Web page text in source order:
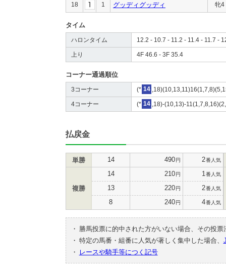
18 1 グッディグッディ 牝4
タイム
ハロンタイム 12.2 - 10.7 - 11.2 - 11.4 - 11.7 -
上り 4F 46.6 - 3F 35.4
コーナー通過順位
3コーナー (* 14
4コーナー (* 14 ,18)-(10,13)-
払戻金
単勝 14 490円 2番人気
複勝
14 210円 1 番人気
13 220円 2番人気
8 240円 4番人気
・
勝馬投票に的中された方がいない場合、その投
・ 特定の馬番・組番に人気が著しく集中した場合、
・
レースや騎手等につく記号